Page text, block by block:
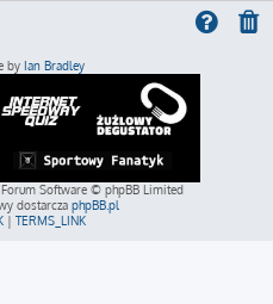
by Ian Bradley
Software © phpBB Limited
dostarcza phpBB.pl
| TERMS_LINK